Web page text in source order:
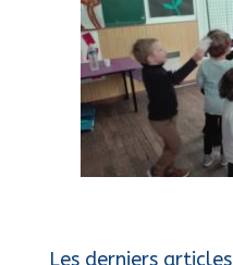
Les derniers articles